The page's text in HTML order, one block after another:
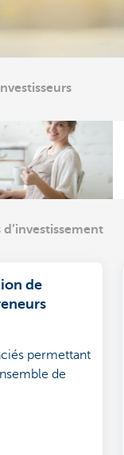
de
permettant
de